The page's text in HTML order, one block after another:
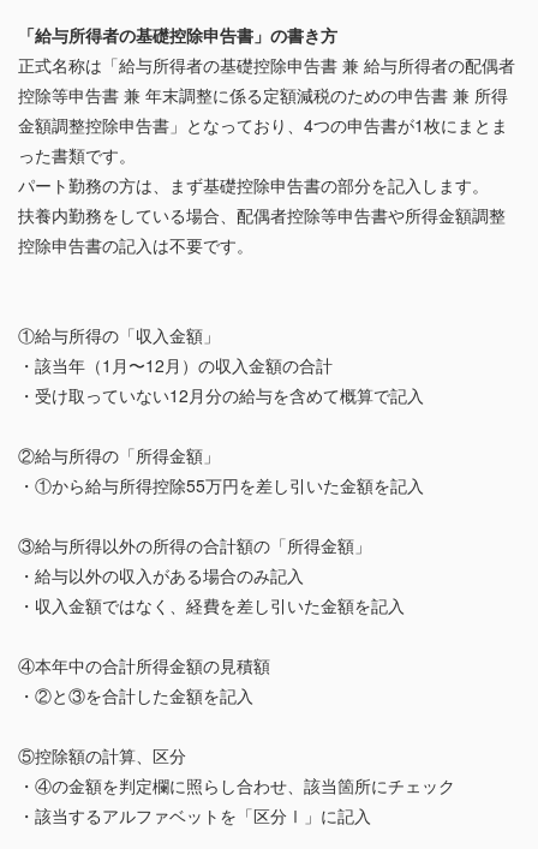
「給与所得者の基礎控除申告書」の書き方
正式名称は「給与所得者の基礎控除申告書 兼 給与所得者の配偶者
控除等申告書 兼 年末調整に係る定額減税のための申告書 兼 所得
金額調整控除申告書」となっており、4つの申告書が1枚にまとま
った書類です。
パート勤務の方は、まず基礎控除申告書の部分を記入します。
扶養内勤務をしている場合、配偶者控除等申告書や所得金額調整
控除申告書の記入は不要です。
①給与所得の「収入金額」
・該当年（1月〜12月）の収入金額の合計
・受け取っていない12月分の給与を含めて概算で記入
②給与所得の「所得金額」
・①から給与所得控除55万円を差し引いた金額を記入
③給与所得以外の所得の合計額の「所得金額」
・給与以外の収入がある場合のみ記入
・収入金額ではなく、経費を差し引いた金額を記入
④本年中の合計所得⾦額の⾒積額
・②と③を合計した金額を記入
⑤控除額の計算、区分
・④の金額を判定欄に照らし合わせ、該当箇所にチェック
・該当するアルファベットを「区分Ⅰ」に記入